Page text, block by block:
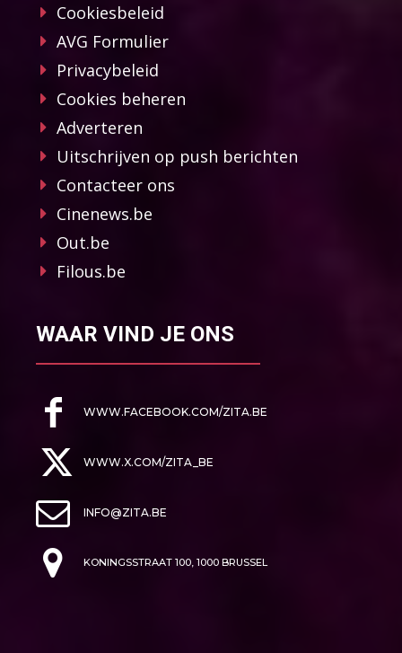
Cookiesbeleid
AVG Formulier
Privacybeleid
Cookies beheren
Adverteren
Uitschrijven op push berichten
Contacteer ons
Cinenews.be
Out.be
Filous.be
WAAR VIND JE ONS
WWW.FACEBOOK.COM/ZITA.BE
WWW.X.COM/ZITA_BE
INFO@ZITA.BE
KONINGSSTRAAT 100, 1000 BRUSSEL